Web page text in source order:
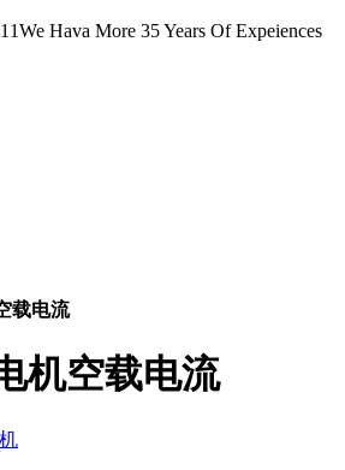
We Hava More 35 Years Of Expeiences
载电流
机空载电流